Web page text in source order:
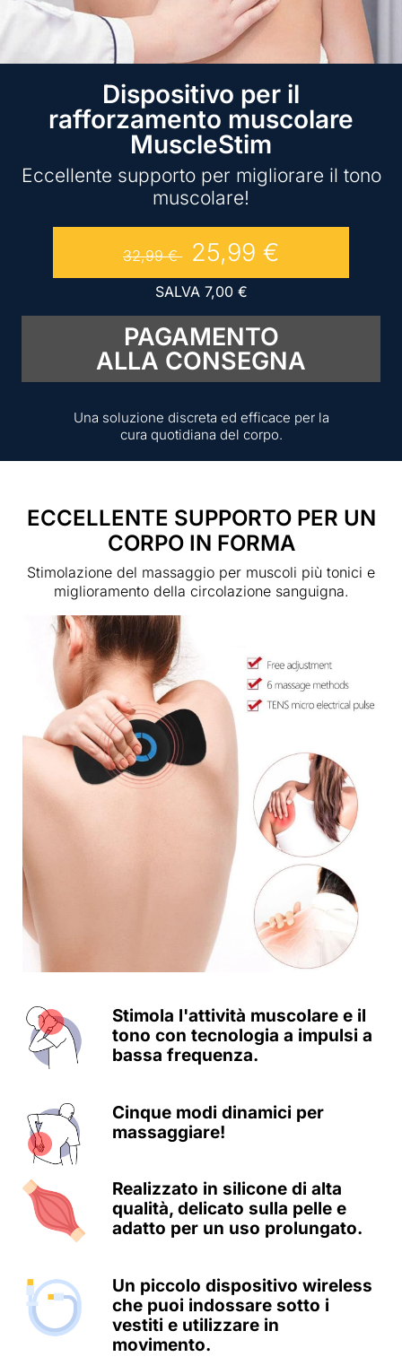
Dispositivo per il
rafforzamento muscolare
MuscleStim
Eccellente supporto per migliorare il tono
muscolare!
32,99€ 25,99 €
SALVA 7,00 €
PAGAMENTO
ALLA CONSEGNA
Una soluzione discreta ed efficace per la
cura quotidiana del corpo.
ECCELLENTE SUPPORTO PER UN
CORPO IN FORMA
Stimolazione del massaggio per muscoli più tonici e
miglioramento della circolazione sanguigna.
Stimola l'attività muscolare e il
tono con tecnologia a impulsi a
bassa frequenza.
Cinque modi dinamici per
massaggiare!
Realizzato in silicone di alta
qualità, delicato sulla pelle e
adatto per un uso prolungato.
Un piccolo dispositivo wireless
che puoi indossare sotto i
vestiti e utilizzare in
movimento.